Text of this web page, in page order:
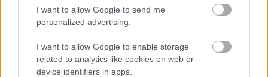
I want to allow Google to send me
personalized advertising.
I want to allow Google to enable storage
related to analytics like cookies on web or
device identifiers in apps.
Νέα ανάλυση δεδομένων
αποκαλύπτει ότι ο Άρης είχε